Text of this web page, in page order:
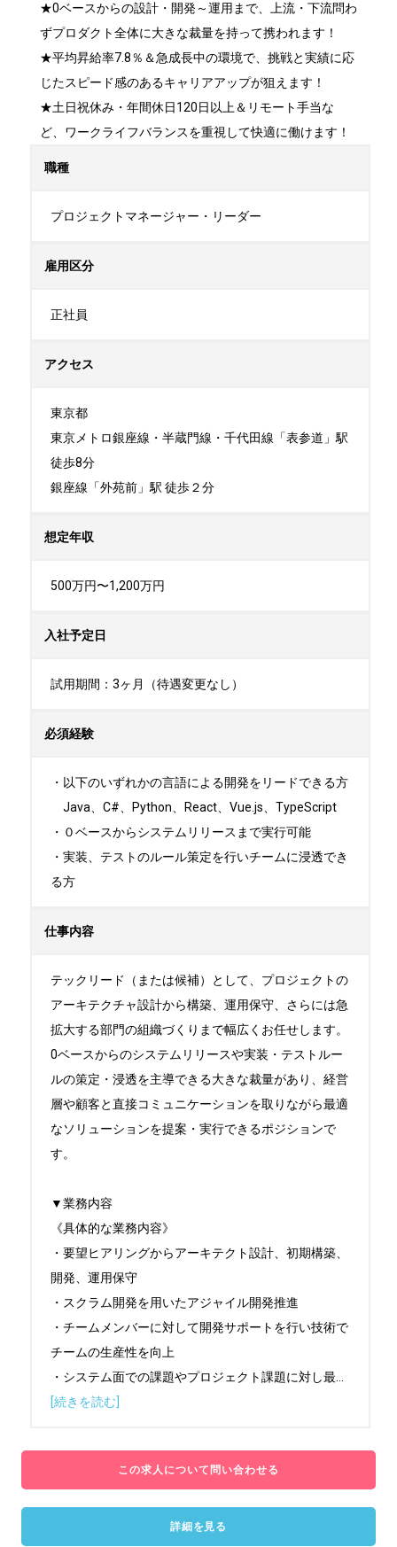
★0ベースからの設計・開発～運用まで、上流・下流問わ
ずプロダクト全体に大きな裁量を持って携われます！
★平均昇給率7.8％＆急成長中の環境で、挑戦と実績に応
じたスピード感のあるキャリアアップが狙えます！
★土日祝休み・年間休日120日以上＆リモート手当な
ど、ワークライフバランスを重視して快適に働けます！
職種
プロジェクトマネージャー・リーダー
雇用区分
正社員
アクセス
東京都
東京メトロ銀座線・半蔵門線・千代田線「表参道」駅
徒歩8分
銀座線「外苑前」駅 徒歩２分
想定年収
500万円〜1,200万円
入社予定日
試用期間：3ヶ月（待遇変更なし）
必須経験
・以下のいずれかの言語による開発をリードできる方
Java、C#、Python、React、Vue.js、TypeScript
・０ベースからシステムリリースまで実行可能
・実装、テストのルール策定を行いチームに浸透でき
る方
仕事内容
テックリード（または候補）として、プロジェクトの
アーキテクチャ設計から構築、運用保守、さらには急
拡大する部門の組織づくりまで幅広くお任せします。
0ベースからのシステムリリースや実装・テストルー
ルの策定・浸透を主導できる大きな裁量があり、経営
層や顧客と直接コミュニケーションを取りながら最適
なソリューションを提案・実行できるポジションで
す。
▼業務内容
《具体的な業務内容》
・要望ヒアリングからアーキテクト設計、初期構築、
開発、運用保守
・スクラム開発を用いたアジャイル開発推進
・チームメンバーに対して開発サポートを行い技術で
チームの生産性を向上
・システム面での課題やプロジェクト課題に対し最
[続きを読む]
この求人について問い合わせる
詳細を見る